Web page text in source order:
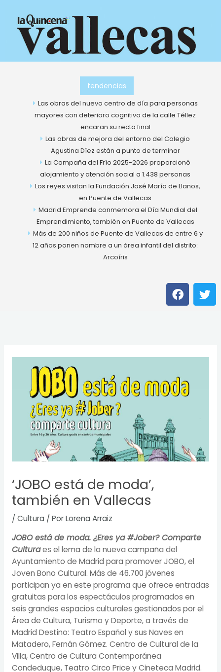
contenido
tendencias
Las obras del nuevo centro de día para personas
mayores con deterioro cognitivo de la calle Téllez
encaran su recta final
Las obras de mejora del entorno del Colegio
Agustina Díez están a punto de terminar
La Campaña del Frío 2025-2026 proporcionó
alojamiento y atención social a 1.438 personas
Los reyes visitan la Fundación José María de Llanos,
en Puente de Vallecas
Madrid Emprende conmemora el Día Mundial del
Emprendimiento, también en Puente de Vallecas
Más de 200 niños de Puente de Vallecas de entre 6 y
12 años ponen nombre a un área infantil del distrito:
Arcoíris
F
a
c
o
T
w
i
r
‘JOBO está de moda’,
también en Vallecas
/ Cultura / PorLorena Arraiz
JOBO está de moda. ¿Eres ya #Jober? Comparte
Culturaes el lema de la nueva campaña del
Ayuntamiento de Madrid para promover JOBO, el
Joven Bono Cultural. Más de 46.700 jóvenes
participan ya en este programa que ofrece entradas
gratuitas para los espectáculos programados en
seis grandes espacios culturales gestionados por el
Área de Cultura, Turismo y Deporte, a través de
Madrid Destino: Teatro Español y sus Naves en
Matadero, Fernán Gómez. Centro de Cultural de la
Villa, Centro de Cultura Contemporánea
Condeduque, Teatro Circo Price y Cineteca Madrid.